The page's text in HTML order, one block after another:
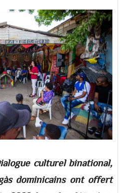
culturel binational,
dominicains ont offert